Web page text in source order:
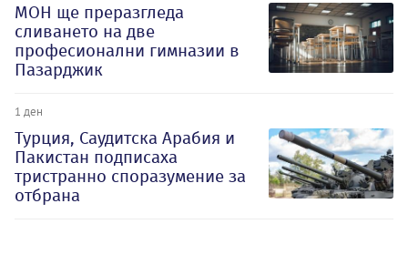
МОН ще преразгледа
сливането на две
професионални гимназии в
Пазарджик
1 ден
Турция, Саудитска Арабия и
Пакистан подписаха
тристранно споразумение за
отбрана